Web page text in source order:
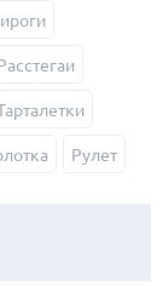
Рулет